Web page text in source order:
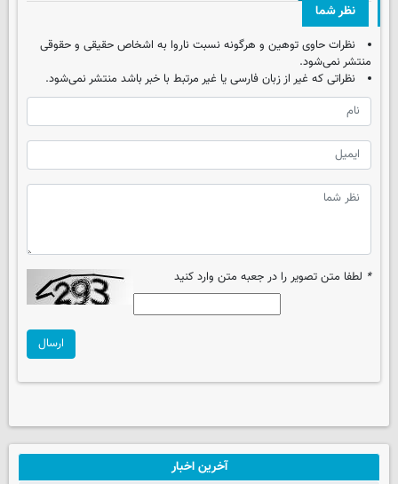
نظر شما
نظرات حاوی توهین و هرگونه نسبت ناروا به اشخاص حقیقی و حقوقی
منتشر نمی‌شود.
نظراتی که غیر از زبان فارسی یا غیر مرتبط با خبر باشد منتشر نمی‌شود.
* لطفا متن تصویر را در جعبه متن وارد کنید
ارسال
آخرین اخبار